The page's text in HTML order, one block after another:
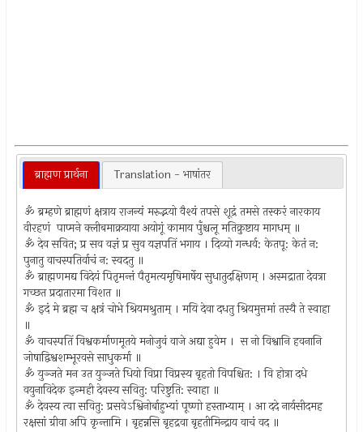
ब्राह्मण प्रार्थना Translation - भाषांतर
ॐ ब्रम्हणे ब्राह्मणं क्षत्राय राजन्यं मरुद्भयो वैश्यं तपसे शूद्रं तमसे तस्करं नारकाय
वीरहणं पाप्मने क्लीबमाक्रयाया अयोगूं कामाय पुँश्चलू मतिक्रुष्टाय मागधम्‌ ॥
ॐ देव सवित; प्र सव वज्ञं प्र सुव यज्ञपतिं भगाय । दिव्यो गन्धर्व: केतपू: केतं न:
पुनातु वाचस्पतिर्वाचं न: स्वदतु ॥
ॐ ब्राह्मणमद्य विदेयं पितृमन्तं पैतृमत्यमृषिमार्षेय सुधातुदक्षिणम्‌ । अस्मद्राता देवत्रा
गच्छत प्रदातारमा विशत ॥
ॐ इदं मे ब्रह्म च क्षत्रं चोभे श्रियमश्रुताम्‌ । मयि देवा दधतु श्रियमुत्तमां तस्यै ते स्वाहा
॥
ॐ वाचस्पतिं विश्वकर्माणमूतये मनोजुवं वाजे अद्या हुवेम । स नो विश्वानि हवनानि
जोषाद्विश्वशम्भूरवसे साधुकर्मा ॥
ॐ युञ्जते मन उत युञ्जते धियो विप्रा विप्रस्य बृहतो विपश्चित: । वि होत्रा दधे
वयुनाविदेक इन्मही देवस्य सवितु: परिष्टुति: स्वाहा ॥
ॐ देवस्य त्वा सवितु: प्रसवेऽश्विनोर्बाहुभ्यां पूष्णो हस्ताभ्याम्‌ । आ ददे नार्यसीदमह
रक्षसां ग्रीवा अपि कृन्तामि । बृहन्नसि बृहद्रवा बृहतीमिन्द्राय वाचं वद ॥